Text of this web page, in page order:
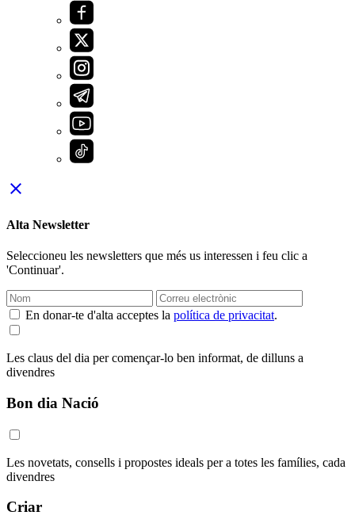
close
Alta Newsletter
Seleccioneu les newsletters que més us interessen i feu clic a
'Continuar'.
En donar-te d'alta acceptes la política de privacitat.
Les claus del dia per començar-lo ben informat, de dilluns a
divendres
Bon dia Nació
Les novetats, consells i propostes ideals per a totes les famílies, cada
divendres
Criar